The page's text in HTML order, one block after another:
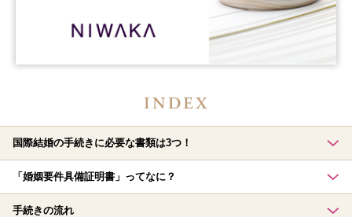
国際結婚の手続きに必要な書類は3つ！
「婚姻要件具備証明書」ってなに？
手続きの流れ